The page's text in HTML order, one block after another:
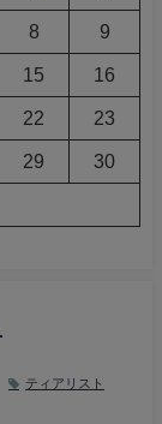
8 9
15 16
22 23
29 30
ティアリスト